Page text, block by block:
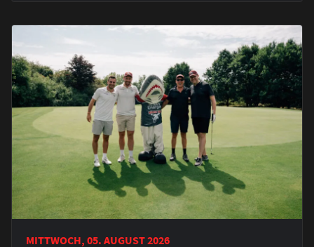
MITTWOCH, 05. AUGUST 2026